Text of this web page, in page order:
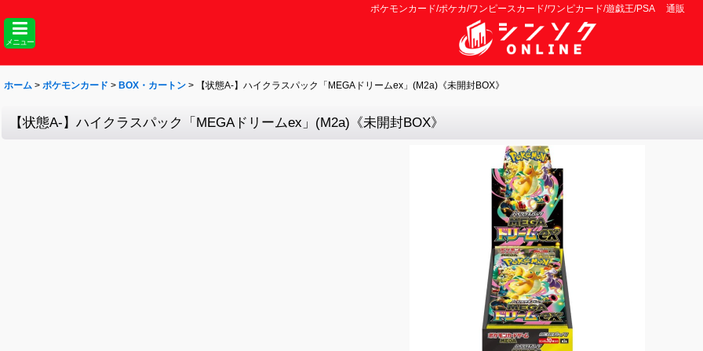
ポケモンカード/ポケカ/ワンピースカード/ワンピカード/遊戯王/PSA 通販
メニュー
ホーム > ポケモンカード > BOX・カートン > 【状態A-】ハイクラスパック「MEGAドリームex」(M2a)《未開封BOX》
【状態A-】ハイクラスパック「MEGAドリームex」(M2a)《未開封BOX》